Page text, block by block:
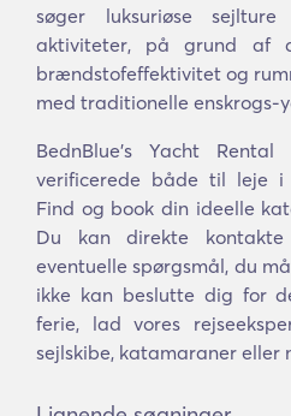
søger luksuriøse
aktiviteter, på grund af
brændstofeffektivitet og
med traditionelle enskrogs-
BednBlue's Yacht
verificerede både til leje i
Find og book din ideelle
Du kan direkte
eventuelle spørgsmål, du
ikke kan beslutte dig for
ferie, lad vores
sejlskibe, katamaraner eller